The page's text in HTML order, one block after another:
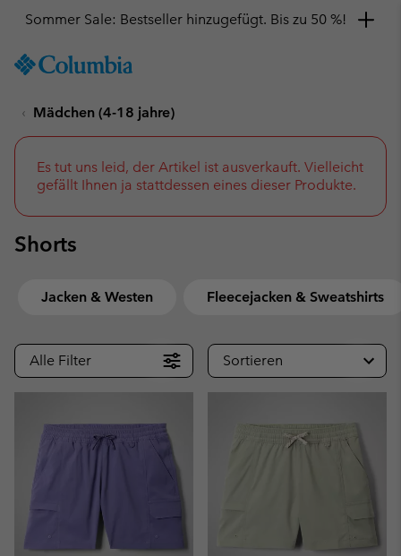
TO
SKIP
NAV
SKIP
TO
SEARCH
Sommer Sale: Bestseller hinzugefügt. Bis zu 50 %!
Mädchen (4-18 jahre)
Es tut uns leid, der Artikel ist ausverkauft. Vielleicht
gefällt Ihnen ja stattdessen eines dieser Produkte.
Shorts
Jacken & Westen Fleecejacken & Sweatshirts
Alle Filter Sortieren